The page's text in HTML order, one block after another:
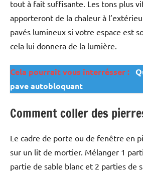
tout à fait suffisante. Les tons plus
apporteront de la chaleur à
pavés lumineux si votre espace est
cela lui donnera de la lumière.
Cela pourrait vous interrésser :
pave autobloquant
Comment coller des
Le cadre de porte ou de fenêtre en
sur un lit de mortier. Mélanger 1
partie de sable blanc et 2 parties de